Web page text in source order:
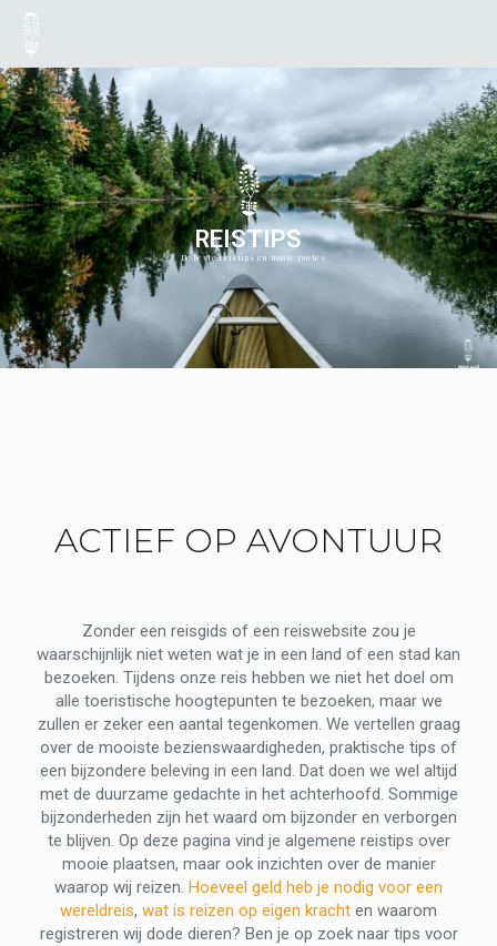
De beste reistips en mooie routes
REISTIPS
ACTIEF OP AVONTUUR
Zonder een reisgids of een reiswebsite zou je
waarschijnlijk niet weten wat je in een land of een stad kan
bezoeken. Tijdens onze reis hebben we niet het doel om
alle toeristische hoogtepunten te bezoeken, maar we
zullen er zeker een aantal tegenkomen. We vertellen graag
over de mooiste bezienswaardigheden, praktische tips of
een bijzondere beleving in een land. Dat doen we wel altijd
met de duurzame gedachte in het achterhoofd. Sommige
bijzonderheden zijn het waard om bijzonder en verborgen
te blijven. Op deze pagina vind je algemene reistips over
mooie plaatsen, maar ook inzichten over de manier
waarop wij reizen. Hoeveel geld heb je nodig voor een
wereldreis, wat is reizen op eigen kracht en waarom
registreren wij dode dieren? Ben je op zoek naar tips voor